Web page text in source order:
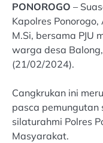
PONOROGO –
Kapolres Ponorogo,
M.Si, bersama PJU
warga desa
(21/02/2024).
Cangkrukan ini
pasca pemungutan
silaturahmi Polres
Masyarakat.